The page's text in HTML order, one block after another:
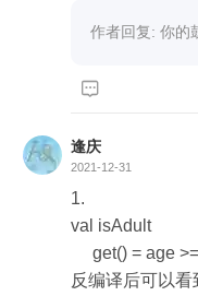
作者回复: 你的

逢庆
2021-12-31
1.
val isAdult
get() = age
反编译后可以